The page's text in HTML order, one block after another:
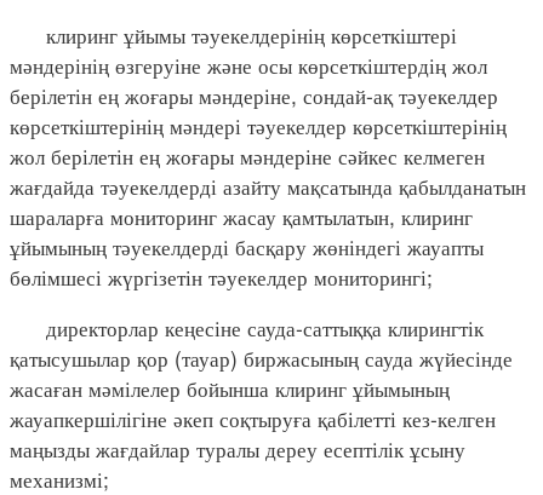
клиринг ұйымы тәуекелдерінің көрсеткіштері
мәндерінің өзгеруіне және осы көрсеткіштердің жол
берілетін ең жоғары мәндеріне, сондай-ақ тәуекелдер
көрсеткіштерінің мәндері тәуекелдер көрсеткіштерінің
жол берілетін ең жоғары мәндеріне сәйкес келмеген
жағдайда тәуекелдерді азайту мақсатында қабылданатын
шараларға мониторинг жасау қамтылатын, клиринг
ұйымының тәуекелдерді басқару жөніндегі жауапты
бөлімшесі жүргізетін тәуекелдер мониторингі;
директорлар кеңесіне сауда-саттыққа клирингтік
қатысушылар қор (тауар) биржасының сауда жүйесінде
жасаған мәмілелер бойынша клиринг ұйымының
жауапкершілігіне әкеп соқтыруға қабілетті кез-келген
маңызды жағдайлар туралы дереу есептілік ұсыну
механизмі;